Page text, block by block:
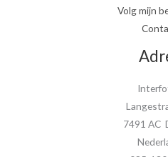
Volg mijn
7491 AC